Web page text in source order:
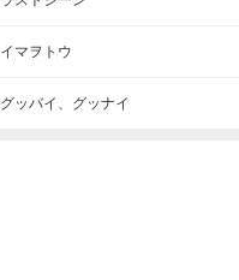
イマヲトウ
グッバイ、グッナイ